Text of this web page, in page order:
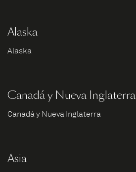
Alaska
Alaska
Canadá y Nueva Inglaterra
Canadá y Nueva Inglaterra
Asia